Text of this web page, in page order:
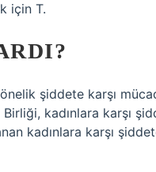
için T.
şiddete karşı
kadınlara karşı
kadınlara karşı